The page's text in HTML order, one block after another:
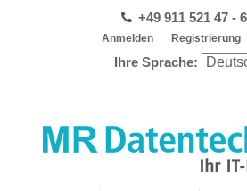
+49 911 521 47 -
Anmelden Registrierung
Ihre Sprache: